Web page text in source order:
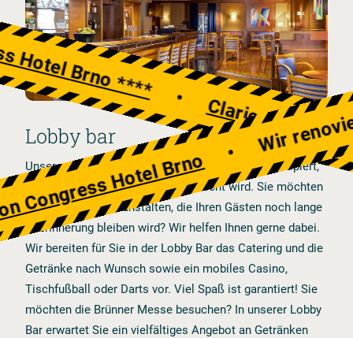
Hotel Brno • Wir
Hotel Brno **** • Clarion
Lobby bar
Unsere wohldurchdachte Lobby Bar wurde so konzipiert,
dass sie den Ansprüchen aller gerecht wird. Sie möchten
eine Konferenz veranstalten, die Ihren Gästen noch lange
in Erinnerung bleiben wird? Wir helfen Ihnen gerne dabei.
Wir bereiten für Sie in der Lobby Bar das Catering und die
Getränke nach Wunsch sowie ein mobiles Casino,
Tischfußball oder Darts vor. Viel Spaß ist garantiert! Sie
möchten die Brünner Messe besuchen? In unserer Lobby
Bar erwartet Sie ein vielfältiges Angebot an Getränken